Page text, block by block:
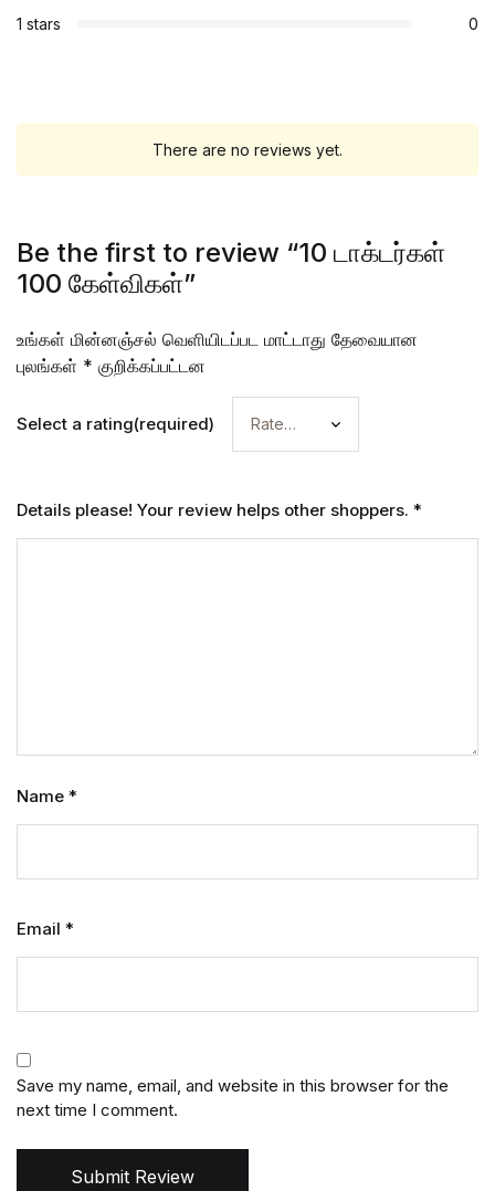
1 stars 0
There are no reviews yet.
Be the first to review “10 டாக்டர்கள்
100 கேள்விகள்”
உங்கள் மின்னஞ்சல் வெளியிடப்பட மாட்டாது தேவையான
புலங்கள் * குறிக்கப்பட்டன
Select a rating(required)
Details please! Your review helps other shoppers. *
Name *
Email *
Save my name, email, and website in this browser for the
next time I comment.
Submit Review